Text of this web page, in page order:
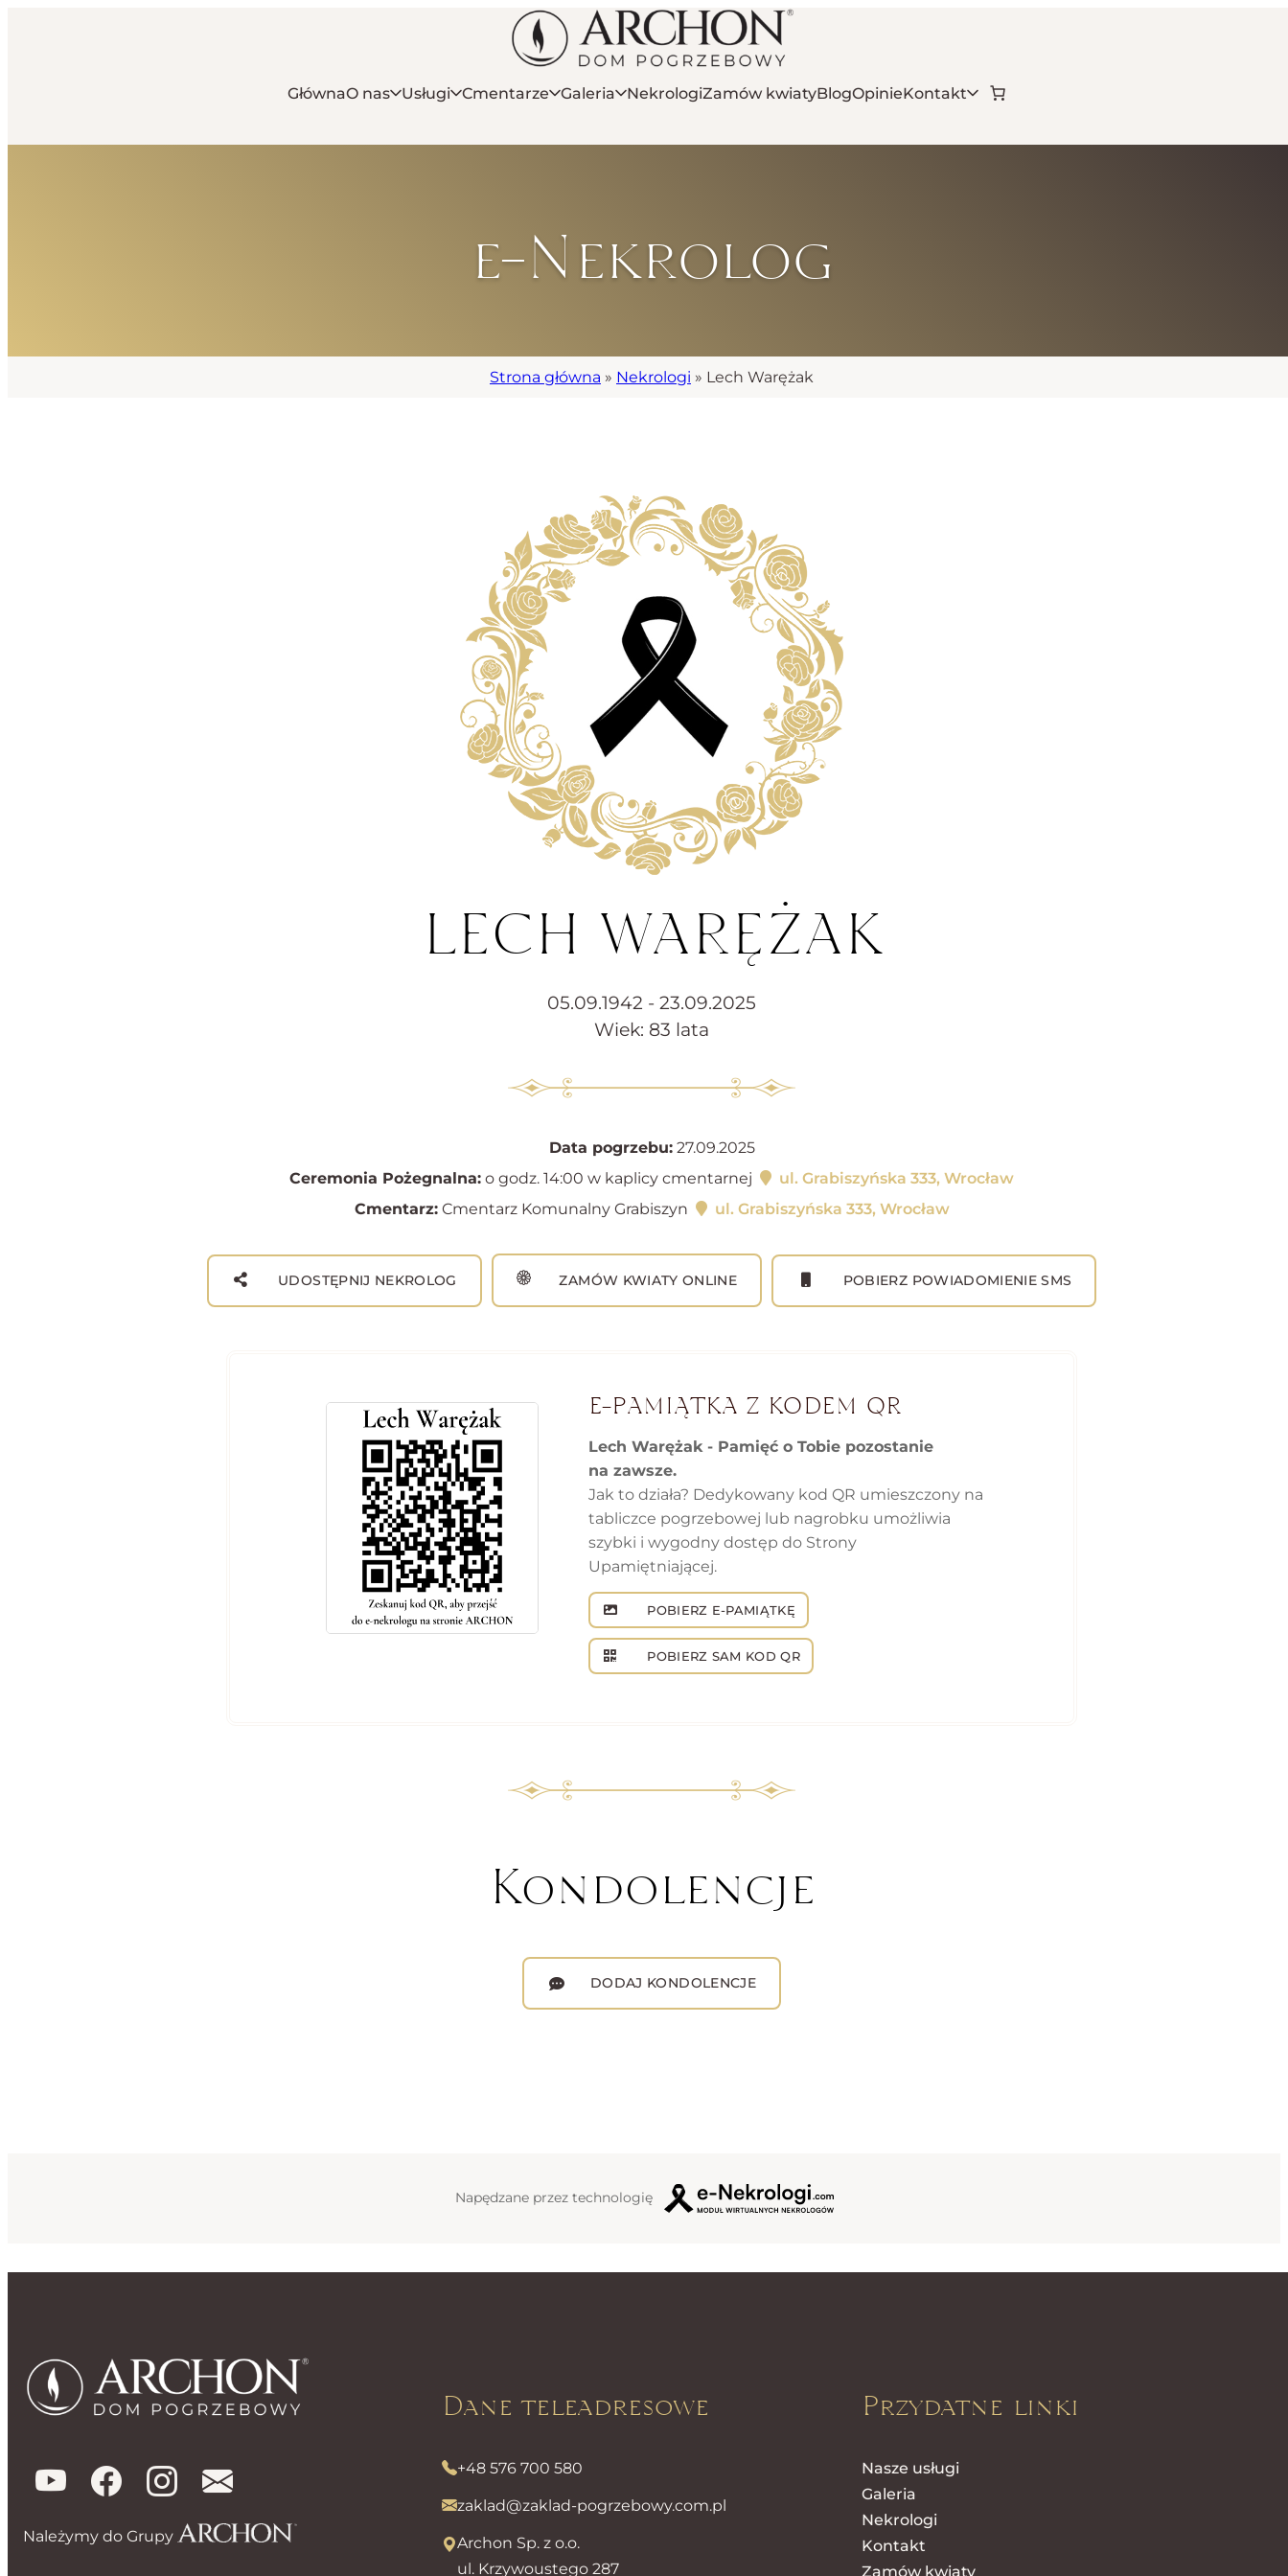
GłównaO nas Usługi Cmentarze Galeria NekrologiZamów kwiatyBlogOpinieKontakt
e-Nekrolog
Strona główna » Nekrologi » Lech Warężak
LECH WARĘŻAK
05.09.1942 - 23.09.2025
Wiek: 83 lata
Data pogrzebu:27.09.2025
Ceremonia Pożegnalna: o godz. 14:00 w kaplicy cmentarnej
ul. Grabiszyńska 333, Wrocław
Cmentarz:Cmentarz Komunalny Grabiszyn ul. Grabiszyńska 333, Wrocław
UDOSTĘPNIJ NEKROLOG ZAMÓW KWIATY ONLINE POBIERZ POWIADOMIENIE SMS
E-PAMIĄTKA Z KODEM QR
Lech Warężak - Pamięć o Tobie pozostanie
na zawsze.
Jak to działa? Dedykowany kod QR umieszczony na
tabliczce pogrzebowej lub nagrobku umożliwia
szybki i wygodny dostęp do Strony
Upamiętniającej.
POBIERZ E-PAMIĄTKĘ
POBIERZ SAM KOD QR
Kondolencje
DODAJ KONDOLENCJE
Napędzane przez technologię
Należymy do Grupy
Dane teleadresowe
+48 576 700 580
zaklad@zaklad-pogrzebowy.com.pl
Archon Sp. z o.o.
ul. Krzywoustego 287
Przydatne linki
Nasze usługi
Galeria
Nekrologi
Kontakt
Zamów kwiaty